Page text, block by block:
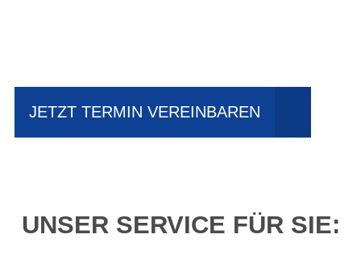
JETZT TERMIN VEREINBAREN
UNSER SERVICE FÜR SIE: